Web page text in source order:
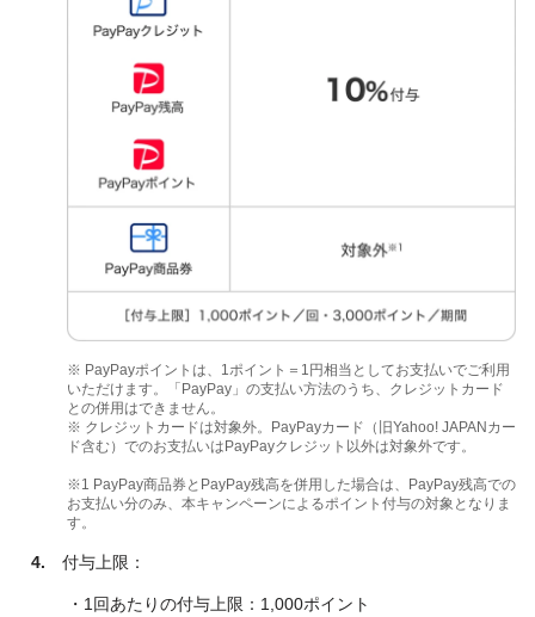
※ PayPayポイントは、1ポイント＝1円相当としてお支払いでご利用
いただけます。「PayPay」の支払い方法のうち、クレジットカード
との併用はできません。
※ クレジットカードは対象外。PayPayカード（旧Yahoo! JAPANカー
ド含む）でのお支払いはPayPayクレジット以外は対象外です。
※1 PayPay商品券とPayPay残高を併用した場合は、PayPay残高での
お支払い分のみ、本キャンペーンによるポイント付与の対象となりま
す。
4. 付与上限：
・1回あたりの付与上限：1,000ポイント